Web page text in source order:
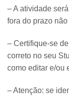
– A atividade
fora do prazo
– Certifique-se
correto no seu
como editar e/ou
– Atenção: se